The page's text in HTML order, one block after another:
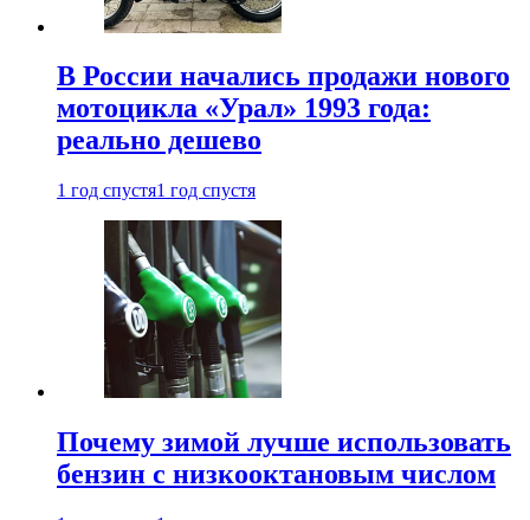
В России начались продажи нового
мотоцикла «Урал» 1993 года:
реально дешево
1 год спустя1 год спустя
Почему зимой лучше использовать
бензин с низкооктановым числом